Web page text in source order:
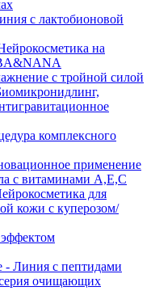
с лактобионовой
на
с тройной силой
комплексного
применение
с витаминами A,Е,С
для
кожи с куперозом/
- Линия с пептидами
серия очищающих